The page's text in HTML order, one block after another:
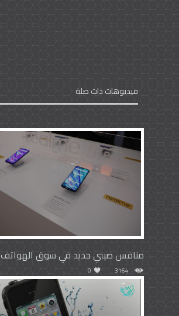
فيديوهات ذات صلة
منافس صيني جديد في سوق الهواتف
3164
0